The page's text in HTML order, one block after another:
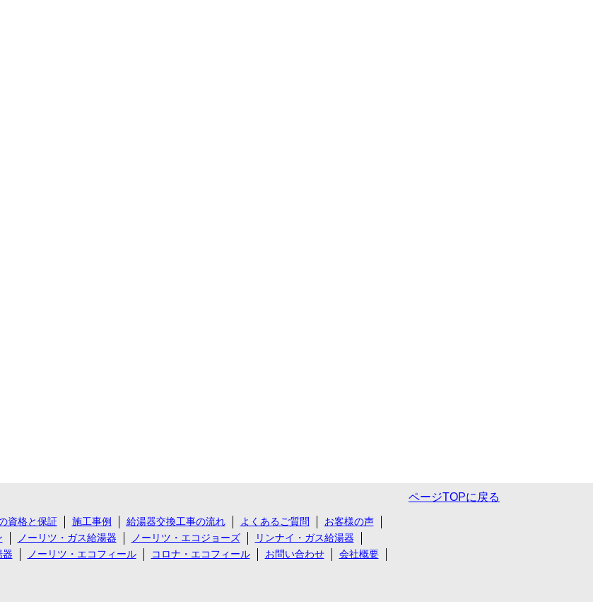
ページTOPに戻る
資格と保証 施工事例 給湯器交換工事の流れ よくあるご質問
お客様の声
ノーリツ・ガス給湯器 ノーリツ・エコジョーズ
リンナイ・ガス給湯器
器 ノーリツ・エコフィール コロナ・エコフィール お問い合わせ
会社概要